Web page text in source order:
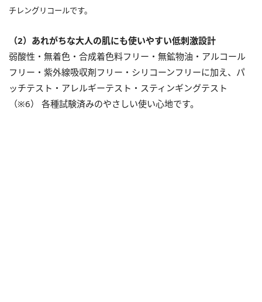
チレングリコールです。
（2）あれがちな大人の肌にも使いやすい低刺激設計
弱酸性・無着色・合成着色料フリー・無鉱物油・アルコール
フリー・紫外線吸収剤フリー・シリコーンフリーに加え、パ
ッチテスト・アレルギーテスト・スティンギングテスト
（※6） 各種試験済みのやさしい使い心地です。